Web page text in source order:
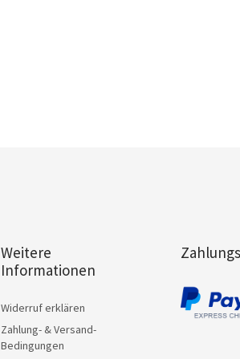
Weitere
Informationen
Widerruf erklären
Zahlung- & Versand-
Bedingungen